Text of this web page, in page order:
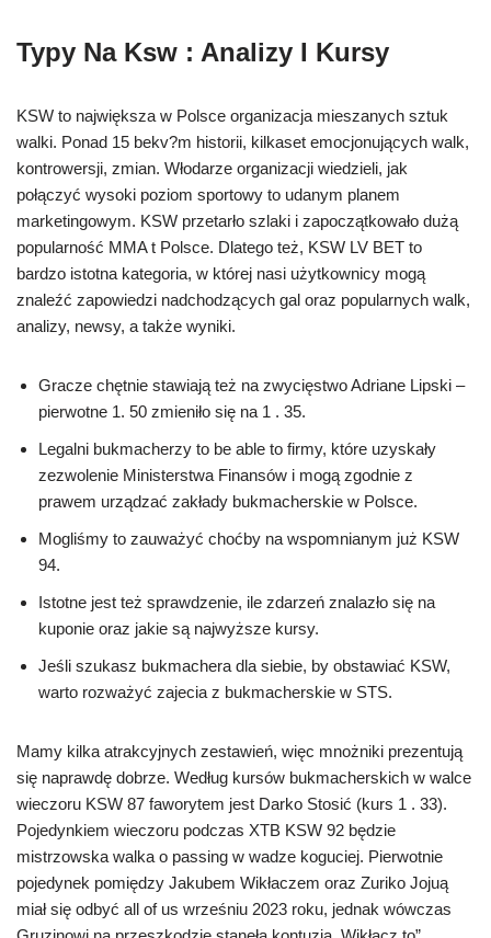
Typy Na Ksw : Analizy I Kursy
KSW to największa w Polsce organizacja mieszanych sztuk
walki. Ponad 15 bekv?m historii, kilkaset emocjonujących walk,
kontrowersji, zmian. Włodarze organizacji wiedzieli, jak
połączyć wysoki poziom sportowy to udanym planem
marketingowym. KSW przetarło szlaki i zapoczątkowało dużą
popularność MMA t Polsce. Dlatego też, KSW LV BET to
bardzo istotna kategoria, w której nasi użytkownicy mogą
znaleźć zapowiedzi nadchodzących gal oraz popularnych walk,
analizy, newsy, a także wyniki.
Gracze chętnie stawiają też na zwycięstwo Adriane Lipski –
pierwotne 1. 50 zmieniło się na 1 . 35.
Legalni bukmacherzy to be able to firmy, które uzyskały
zezwolenie Ministerstwa Finansów i mogą zgodnie z
prawem urządzać zakłady bukmacherskie w Polsce.
Mogliśmy to zauważyć choćby na wspomnianym już KSW
94.
Istotne jest też sprawdzenie, ile zdarzeń znalazło się na
kuponie oraz jakie są najwyższe kursy.
Jeśli szukasz bukmachera dla siebie, by obstawiać KSW,
warto rozważyć zajecia z bukmacherskie w STS.
Mamy kilka atrakcyjnych zestawień, więc mnożniki prezentują
się naprawdę dobrze. Według kursów bukmacherskich w walce
wieczoru KSW 87 faworytem jest Darko Stosić (kurs 1 . 33).
Pojedynkiem wieczoru podczas XTB KSW 92 będzie
mistrzowska walka o passing w wadze koguciej. Pierwotnie
pojedynek pomiędzy Jakubem Wikłaczem oraz Zuriko Jojuą
miał się odbyć all of us wrześniu 2023 roku, jednak wówczas